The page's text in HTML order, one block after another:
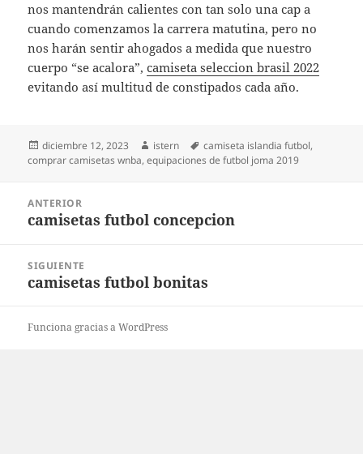
nos mantendrán calientes con tan solo una cap a
cuando comenzamos la carrera matutina, pero no
nos harán sentir ahogados a medida que nuestro
cuerpo “se acalora”,camiseta seleccion brasil 2022
evitando así multitud de constipados cada año.
Publicado
el
diciembre 12, 2023 Autor
istern Etiquetas
camiseta islandia futbol,
comprar camisetas wnba,equipaciones de futbol joma 2019
entradas
ANTERIOR
Entrada
camisetas futbol concepcion
SIGUIENTE
Entrada
camisetas futbol bonitas
Funciona gracias a WordPress